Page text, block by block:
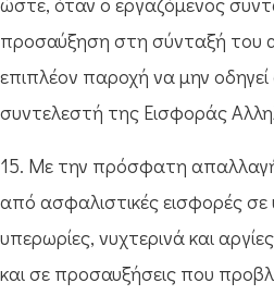
προσαύξηση στη σύνταξή του
επιπλέον παροχή να μην
συντελεστή της Εισφοράς
15. Με την πρόσφατη
από ασφαλιστικές εισφορές σε
υπερωρίες, νυχτερινά και
και σε προσαυξήσεις που